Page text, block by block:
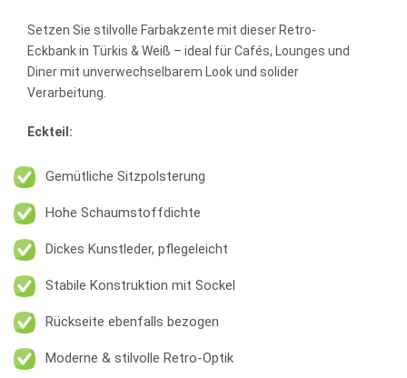
Setzen Sie stilvolle Farbakzente mit dieser Retro-
Eckbank in Türkis & Weiß – ideal für Cafés, Lounges und
Diner mit unverwechselbarem Look und solider
Verarbeitung.
Eckteil:
Gemütliche Sitzpolsterung
Hohe Schaumstoffdichte
Dickes Kunstleder, pflegeleicht
Stabile Konstruktion mit Sockel
Rückseite ebenfalls bezogen
Moderne & stilvolle Retro-Optik